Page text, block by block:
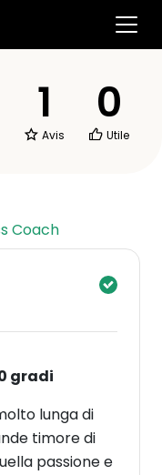
1
Avis
0
Utile
Coach
gradi
lunga di
timore di
passione e